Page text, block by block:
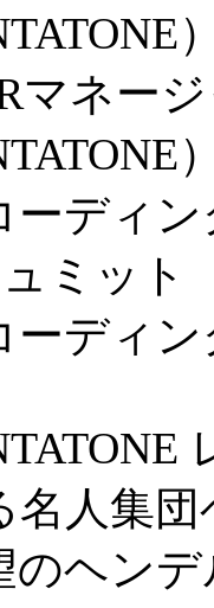
）
ネージ
）
ディン
ミット
ディン
名人集
のヘン